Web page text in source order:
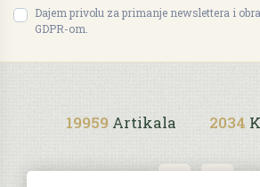
Dajem privolu za primanje newslettera i
GDPR-om.
19959 Artikala 2034